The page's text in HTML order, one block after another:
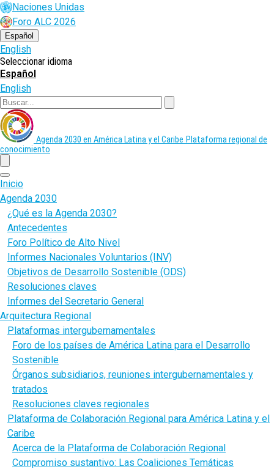
Pasar
al
contenido
principal
Naciones Unidas
Foro ALC 2026
Español
English
Seleccionar idioma
Español
English
Agenda 2030 en América Latina y el Caribe Plataforma regional de
conocimiento
menu
Inicio
Agenda 2030
¿Qué es la Agenda 2030?
Antecedentes
Foro Político de Alto Nivel
Informes Nacionales Voluntarios (INV)
Objetivos de Desarrollo Sostenible (ODS)
Resoluciones claves
Informes del Secretario General
Arquitectura Regional
Plataformas intergubernamentales
Foro de los países de América Latina para el Desarrollo
Sostenible
Órganos subsidiarios, reuniones intergubernamentales y
tratados
Resoluciones claves regionales
Plataforma de Colaboración Regional para América Latina y el
Caribe
Acerca de la Plataforma de Colaboración Regional
Compromiso sustantivo: Las Coaliciones Temáticas